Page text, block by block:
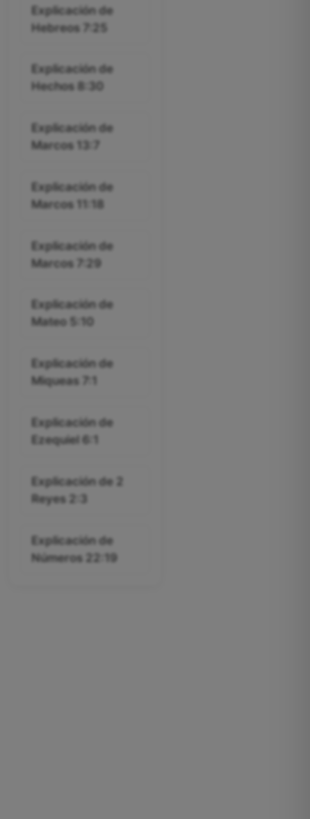
Explicación de
Hebreos 7:25
Explicación de
Hechos 8:30
Explicación de
Marcos 13:7
Explicación de
Marcos 11:18
Explicación de
Marcos 7:29
Explicación de
Mateo 5:10
Explicación de
Miqueas 7:1
Explicación de
Ezequiel 6:1
Explicación de 2
Reyes 2:3
Explicación de
Números 22:19